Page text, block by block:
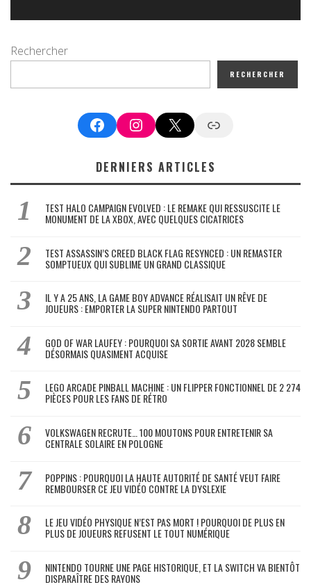
Rechercher
RECHERCHER
FacebookInstagram
X Google News
DERNIERS ARTICLES
TEST HALO CAMPAIGN EVOLVED : LE REMAKE QUI RESSUSCITE LE
MONUMENT DE LA XBOX, AVEC QUELQUES CICATRICES
TEST ASSASSIN’S CREED BLACK FLAG RESYNCED : UN REMASTER
SOMPTUEUX QUI SUBLIME UN GRAND CLASSIQUE
IL Y A 25 ANS, LA GAME BOY ADVANCE RÉALISAIT UN RÊVE DE
JOUEURS : EMPORTER LA SUPER NINTENDO PARTOUT
GOD OF WAR LAUFEY : POURQUOI SA SORTIE AVANT 2028 SEMBLE
DÉSORMAIS QUASIMENT ACQUISE
LEGO ARCADE PINBALL MACHINE : UN FLIPPER FONCTIONNEL DE 2 274
PIÈCES POUR LES FANS DE RÉTRO
VOLKSWAGEN RECRUTE… 100 MOUTONS POUR ENTRETENIR SA
CENTRALE SOLAIRE EN POLOGNE
POPPINS : POURQUOI LA HAUTE AUTORITÉ DE SANTÉ VEUT FAIRE
REMBOURSER CE JEU VIDÉO CONTRE LA DYSLEXIE
LE JEU VIDÉO PHYSIQUE N’EST PAS MORT ! POURQUOI DE PLUS EN
PLUS DE JOUEURS REFUSENT LE TOUT NUMÉRIQUE
NINTENDO TOURNE UNE PAGE HISTORIQUE, ET LA SWITCH VA BIENTÔT
DISPARAÎTRE DES RAYONS